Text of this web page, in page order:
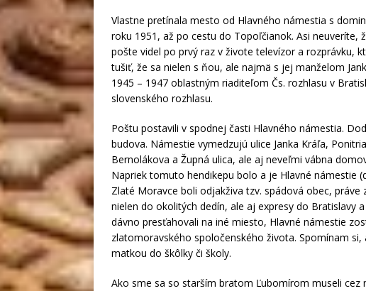
Vlastne pretínala mesto od Hlavného námestia s
roku 1951, až po cestu do Topoľčianok. Asi neuveríte,
pošte videl po prvý raz v živote televízor a rozprávku,
tušiť, že sa nielen s ňou, ale najmä s jej manželom
1945 – 1947 oblastným riaditeľom Čs. rozhlasu v
slovenského rozhlasu.
Poštu postavili v spodnej časti Hlavného námestia.
budova. Námestie vymedzujú ulice Janka Kráľa,
Bernolákova a Župná ulica, ale aj neveľmi vábna
Napriek tomuto hendikepu bolo a je Hlavné námestie
Zlaté Moravce boli odjakživa tzv. spádová obec,
nielen do okolitých dedín, ale aj expresy do Bratislavy
dávno presťahovali na iné miesto, Hlavné námestie
zlatomoravského spoločenského života. Spomínam
matkou do škôlky či školy.
Ako sme sa so starším bratom Ľubomírom museli cez